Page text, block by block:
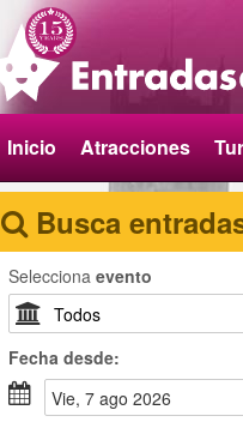
Inicio Atracciones
Busca
Selecciona evento
Fecha desde:
vie, 7 ago 2026